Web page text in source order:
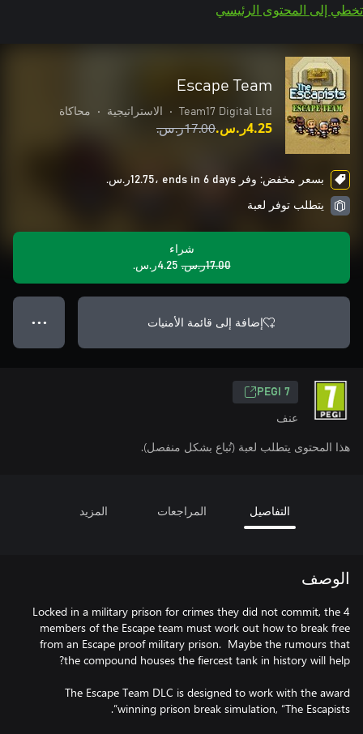
تخطي إلى المحتوى الرئيسي
Escape Team
Team17 Digital Ltd
• الاستراتيجية • محاكاة
‪ر.س.‏‎4.25‬
بسعر مخفض: وفر ‪ر.س.‏‎12.75‬، ends in 6 days
يتطلب توفر لعبة
شراء
‪ر.س.‏‎17.00‬
‪ر.س.‏‎4.25‬
إضافة إلى قائمة الأمنيات ● ● ●
PEGI 7
عنف
هذا المحتوى يتطلب لعبة (تُباع بشكل منفصل).
التفاصيل المراجعات المزيد
الوصف
Locked in a military prison for crimes they did not commit, the 4
members of the Escape team must work out how to break free
from an Escape proof military prison. Maybe the rumours that
The Escape Team DLC is designed to work with the award
winning prison break simulation, “The Escapists”.